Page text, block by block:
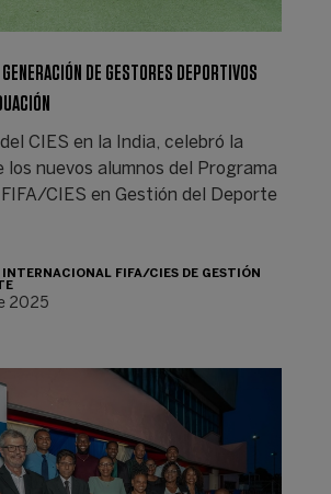
GENERACIÓN DE GESTORES DEPORTIVOS
CIES en la India, celebró la
los nuevos alumnos del Programa
CIES en Gestión del Deporte
INTERNACIONAL FIFA/CIES DE GESTIÓN
2025